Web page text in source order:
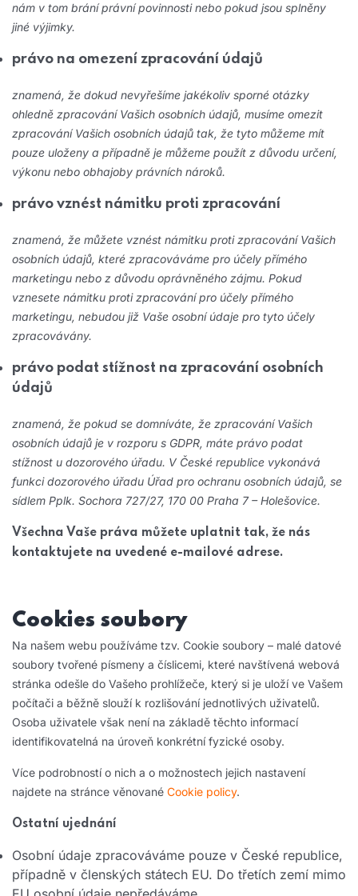
nám v tom brání právní povinnosti nebo pokud jsou splněny
jiné výjimky.
právo na omezení zpracování údajů
znamená, že dokud nevyřešíme jakékoliv sporné otázky
ohledně zpracování Vašich osobních údajů, musíme omezit
zpracování Vašich osobních údajů tak, že tyto můžeme mít
pouze uloženy a případně je můžeme použít z důvodu určení,
výkonu nebo obhajoby právních nároků.
právo vznést námitku proti zpracování
znamená, že můžete vznést námitku proti zpracování Vašich
osobních údajů, které zpracováváme pro účely přímého
marketingu nebo z důvodu oprávněného zájmu. Pokud
vznesete námitku proti zpracování pro účely přímého
marketingu, nebudou již Vaše osobní údaje pro tyto účely
zpracovávány.
právo podat stížnost na zpracování osobních
údajů
znamená, že pokud se domníváte, že zpracování Vašich
osobních údajů je v rozporu s GDPR, máte právo podat
stížnost u dozorového úřadu. V České republice vykonává
funkci dozorového úřadu Úřad pro ochranu osobních údajů, se
sídlem Pplk. Sochora 727/27, 170 00 Praha 7 – Holešovice.
Všechna Vaše práva můžete uplatnit tak, že nás
kontaktujete na uvedené e-mailové adrese.
Cookies soubory
Na našem webu používáme tzv. Cookie soubory – malé datové
soubory tvořené písmeny a číslicemi, které navštívená webová
stránka odešle do Vašeho prohlížeče, který si je uloží ve Vašem
počítači a běžně slouží k rozlišování jednotlivých uživatelů.
Osoba uživatele však není na základě těchto informací
identifikovatelná na úroveň konkrétní fyzické osoby.
Více podrobností o nich a o možnostech jejich nastavení
najdete na stránce věnované Cookie policy.
Ostatní ujednání
Osobní údaje zpracováváme pouze v České republice,
případně v členských státech EU. Do třetích zemí mimo